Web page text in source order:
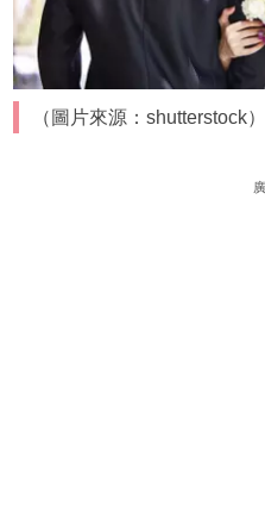
（圖片來源：shutterstock）